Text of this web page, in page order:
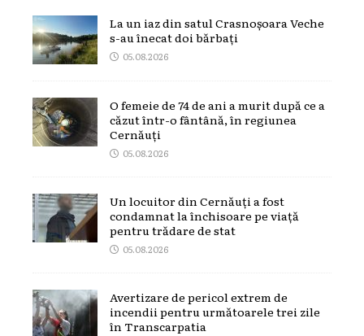
La un iaz din satul Crasnoșoara Veche
s-au înecat doi bărbați
05.08.2026
O femeie de 74 de ani a murit după ce a
căzut într-o fântână, în regiunea
Cernăuți
05.08.2026
Un locuitor din Cernăuți a fost
condamnat la închisoare pe viață
pentru trădare de stat
05.08.2026
Avertizare de pericol extrem de
incendii pentru următoarele trei zile
în Transcarpatia